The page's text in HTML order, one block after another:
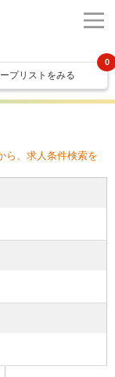
プリストをみる
0
ら、求人条件検索を